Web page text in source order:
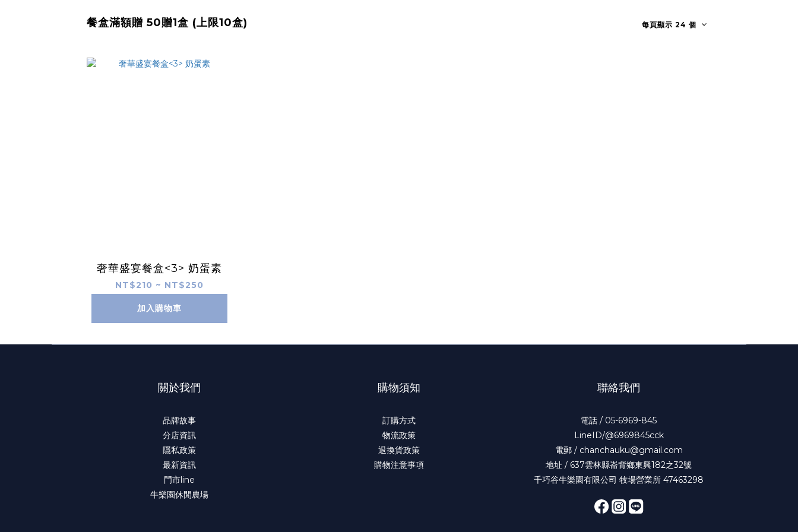
餐盒滿額贈 50贈1盒 (上限10盒) 每頁顯示 24 個
奢華盛宴餐盒<3> 奶蛋素
NT$210 ~ NT$250
加入購物車
關於我們
品牌故事
分店資訊
隱私政策
最新資訊
門市line
牛樂園休閒農場
購物須知
訂購方式
物流政策
退換貨政策
購物注意事項
聯絡我們
電話 / 05-6969-845
LineID/@6969845cck
電郵 / chanchauku@gmail.com
地址 / 637雲林縣崙背鄉東興182之32號
千巧谷牛樂園有限公司 牧場營業所 47463298